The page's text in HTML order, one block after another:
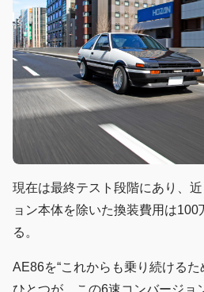
現在は最終テスト段階にあり、
ョン本体を除いた換装費用は
る。
AE86を“これからも乗り続ける